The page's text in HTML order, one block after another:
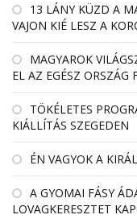
13 LÁNY KÜZD A
VAJON KIÉ LESZ A
MAGYAROK
EL AZ EGÉSZ ORSZÁG
TÖKÉLETES
KIÁLLÍTÁS SZEGEDEN
ÉN VAGYOK A
A GYOMAI FÁSY
LOVAGKERESZTET